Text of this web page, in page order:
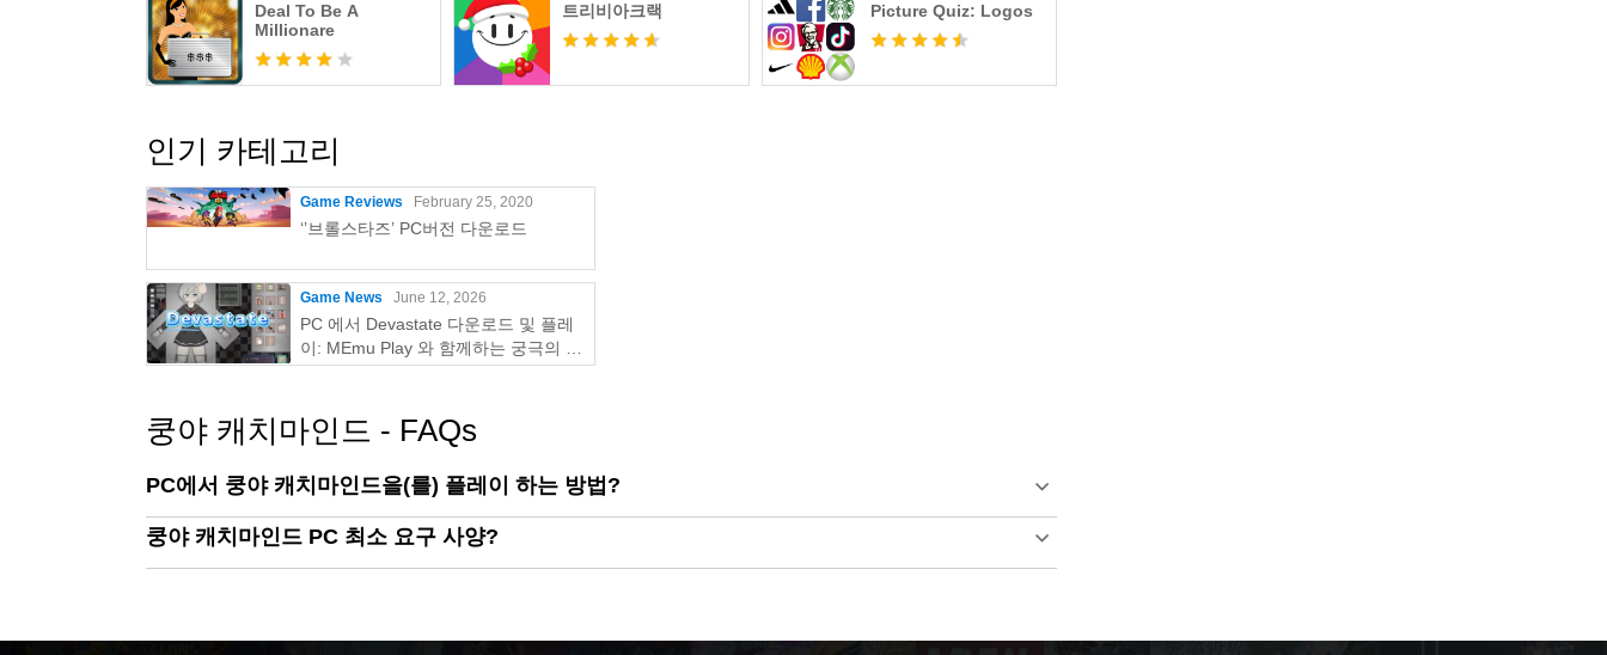
Deal To Be A
Millionare
트리비아크랙 Picture Quiz: Logos
인기 카테고리
Game Reviews February 25, 2020
‘’브롤스타즈’ PC버전 다운로드
Game News June 12, 2026
PC 에서 Devastate 다운로드 및 플레
이: MEmu Play 와 함께하는 궁극의 게
이밍 가이드
쿵야 캐치마인드 - FAQs
PC에서 쿵야 캐치마인드을(를) 플레이 하는 방법?
쿵야 캐치마인드 PC 최소 요구 사양?